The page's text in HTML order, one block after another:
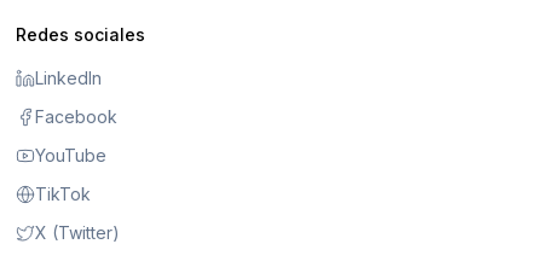
Redes sociales
LinkedIn
Facebook
YouTube
TikTok
X (Twitter)